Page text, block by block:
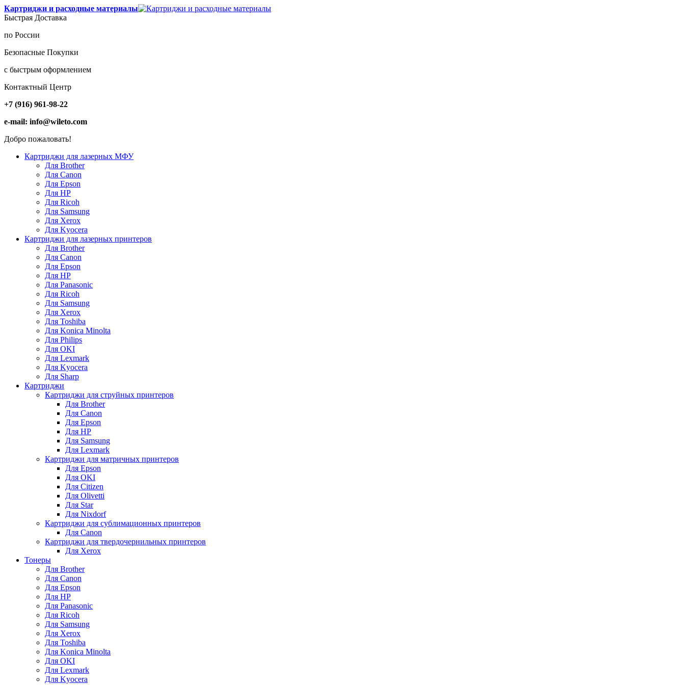
Картриджи и расходные материалы
Быстрая Доставка
по России
Безопасные Покупки
с быстрым оформлением
Контактный Центр
+7 (916) 961-98-22
e-mail: info@wileto.com
Добро пожаловать!
Картриджи для лазерных МФУ
Для Brother
Для Canon
Для Epson
Для HP
Для Ricoh
Для Samsung
Для Xerox
Для Kyocera
Картриджи для лазерных принтеров
Для Brother
Для Canon
Для Epson
Для HP
Для Panasonic
Для Ricoh
Для Samsung
Для Xerox
Для Toshiba
Для Konica Minolta
Для Philips
Для OKI
Для Lexmark
Для Kyocera
Для Sharp
Картриджи
Картриджи для струйных принтеров
Для Brother
Для Canon
Для Epson
Для HP
Для Samsung
Для Lexmark
Картриджи для матричных принтеров
Для Epson
Для OKI
Для Citizen
Для Olivetti
Для Star
Для Nixdorf
Картриджи для сублимационных принтеров
Для Canon
Картриджи для твердочернильных принтеров
Для Xerox
Тонеры
Для Brother
Для Canon
Для Epson
Для HP
Для Panasonic
Для Ricoh
Для Samsung
Для Xerox
Для Toshiba
Для Konica Minolta
Для OKI
Для Lexmark
Для Kyocera